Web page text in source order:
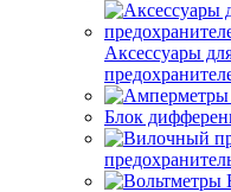
Аксессуары
Блок